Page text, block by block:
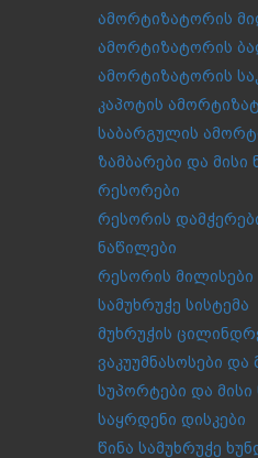
ამორტიზატორის
ამორტიზატორის
ამორტიზატორის
კაპოტის
საბარგულის
ზამბარები და მისი
რესორები
რესორის
ნაწილები
რესორის მილისები
სამუხრუჭე სისტემა
მუხრუჭის
ვაკუუმნასოსები და
სუპორტები და მისი
საყრდენი დისკები
წინა სამუხრუჭე